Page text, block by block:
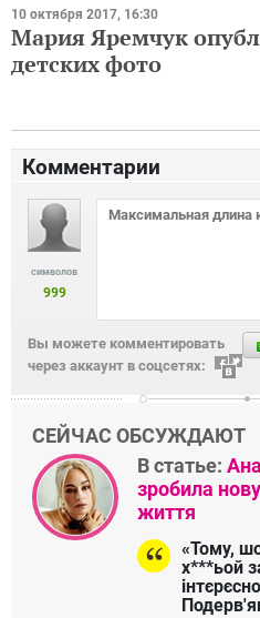
10 октября 2017, 16:30
Мария Яремчук
детских фото
Комментарии
символов
999
Вы можете комментировать
через аккаунт в соцсетях:
СЕЙЧАС ОБСУЖДАЮТ
В статье:
зробила
життя
«Тому,
х***ьой